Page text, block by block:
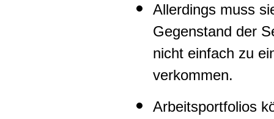
Allerdings muss
Gegenstand der
nicht einfach zu
verkommen.
Arbeitsportfolios